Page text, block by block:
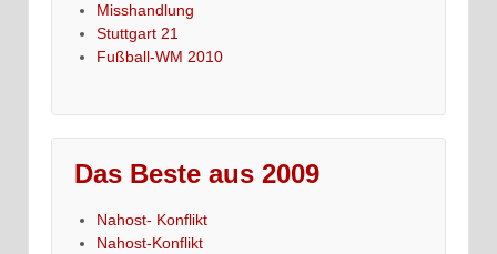
Misshandlung
Stuttgart 21
Fußball-WM 2010
Das Beste aus 2009
Nahost- Konflikt
Nahost-Konflikt